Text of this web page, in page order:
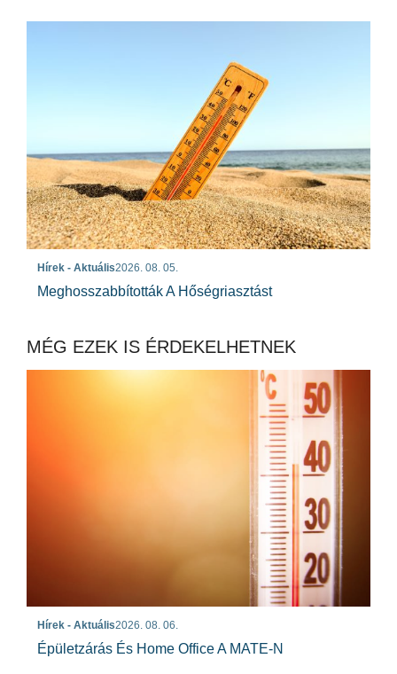
Hírek - Aktuális2026. 08. 05.
Meghosszabbították A Hőségriasztást
MÉG EZEK IS ÉRDEKELHETNEK
Hírek - Aktuális2026. 08. 06.
Épületzárás És Home Office A MATE-N